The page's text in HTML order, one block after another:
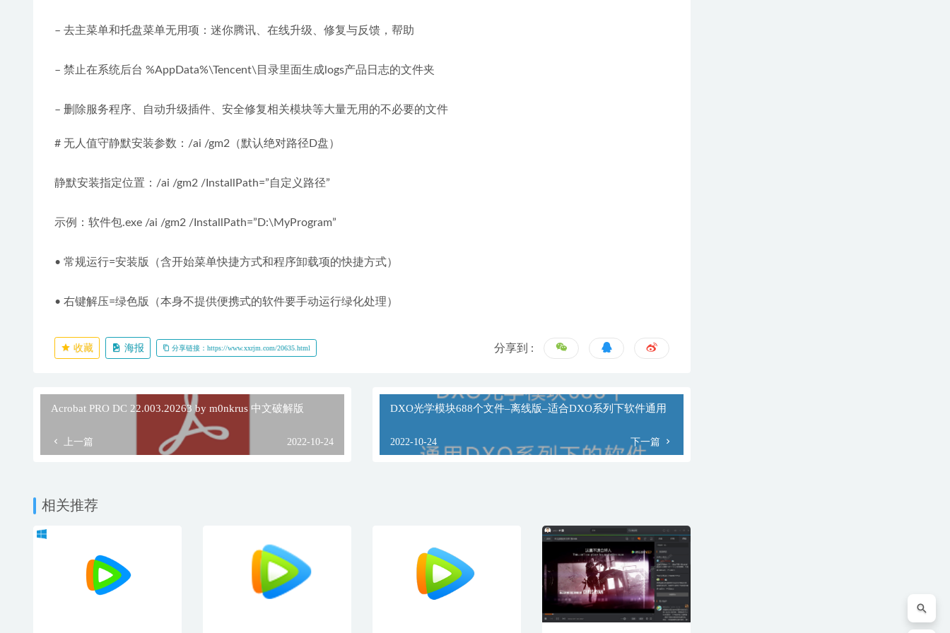
– 去主菜单和托盘菜单无用项：迷你腾讯、在线升级、修复与反馈，帮助
– 禁止在系统后台 %AppData%\Tencent\目录里面生成logs产品日志的文件夹
– 删除服务程序、自动升级插件、安全修复相关模块等大量无用的不必要的文件
# 无人值守静默安装参数：/ai /gm2（默认绝对路径D盘）
静默安装指定位置：/ai /gm2 /InstallPath=”自定义路径”
示例：软件包.exe /ai /gm2 /InstallPath=”D:\MyProgram”
• 常规运行=安装版（含开始菜单快捷方式和程序卸载项的快捷方式）
• 右键解压=绿色版（本身不提供便携式的软件要手动运行绿化处理）
收藏 海报 分享链接：https://www.xxrjm.com/20635.html 分享到 :
Acrobat PRO DC 22.003.20263 by m0nkrus 中文破解版
上一篇 2022-10-24
DXO光学模块688个文件–离线版–适合DXO系列下软件通用
2022-10-24 下一篇
相关推荐